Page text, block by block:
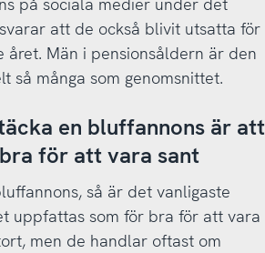
att de också blivit utsatta för
Män i pensionsåldern är den
många som genomsnittet.
en bluffannons är att
för att vara sant
så är det vanligaste
uppfattas som för bra för att vara
men de handlar oftast om